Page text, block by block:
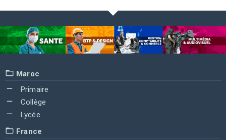
Maroc
Primaire
Collège
Lycée
France